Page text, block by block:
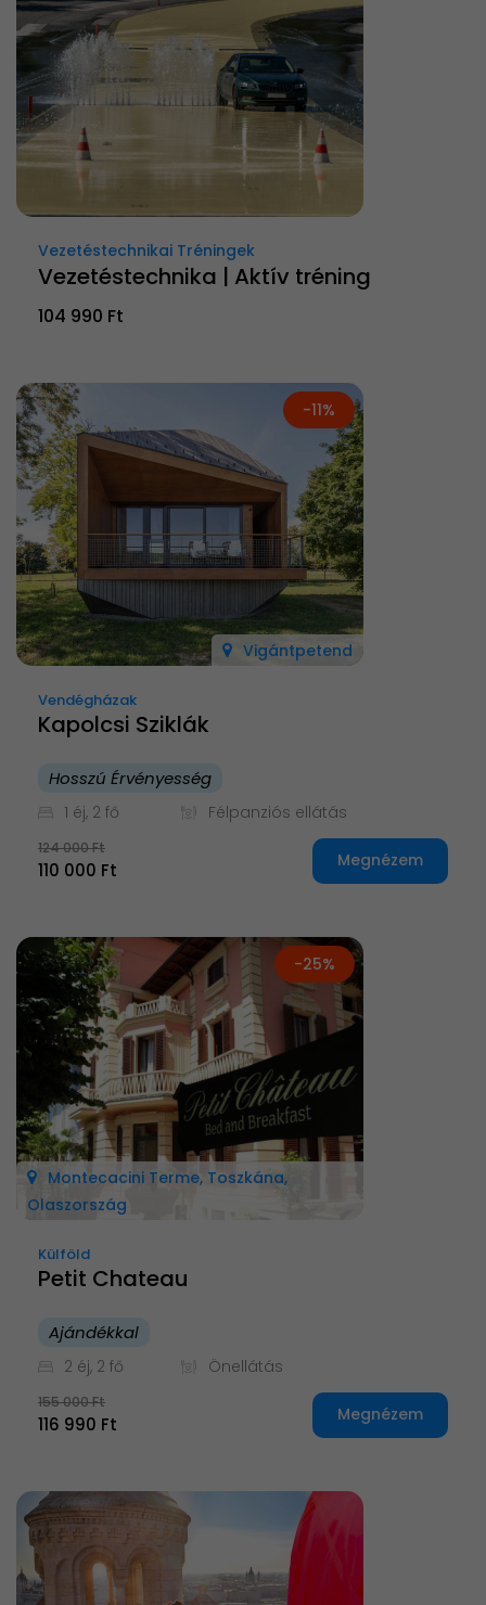
Vezetéstechnikai Tréningek
Vezetéstechnika | Aktív tréning
104 990 Ft
-11%
Vigántpetend
Vendégházak
Kapolcsi Sziklák
Hosszú Érvényesség
1 éj, 2 fő Félpanziós ellátás
124 000 Ft
110 000 Ft Megnézem
-25%
Montecacini Terme, Toszkána,
Olaszország
Külföld
Petit Chateau
Ajándékkal
2 éj, 2 fő Önellátás
155 000 Ft
116 990 Ft Megnézem